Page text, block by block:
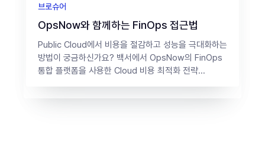
브로슈어
OpsNow와 함께하는 FinOps 접근법
Public Cloud에서 비용을 절감하고 성능을 극대화하는
방법이 궁금하신가요? 백서에서 OpsNow의 FinOps
통합 플랫폼을 사용한 Cloud 비용 최적화 전략...